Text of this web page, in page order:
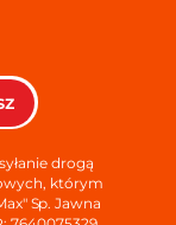
drogą
którym
Sp. Jawna